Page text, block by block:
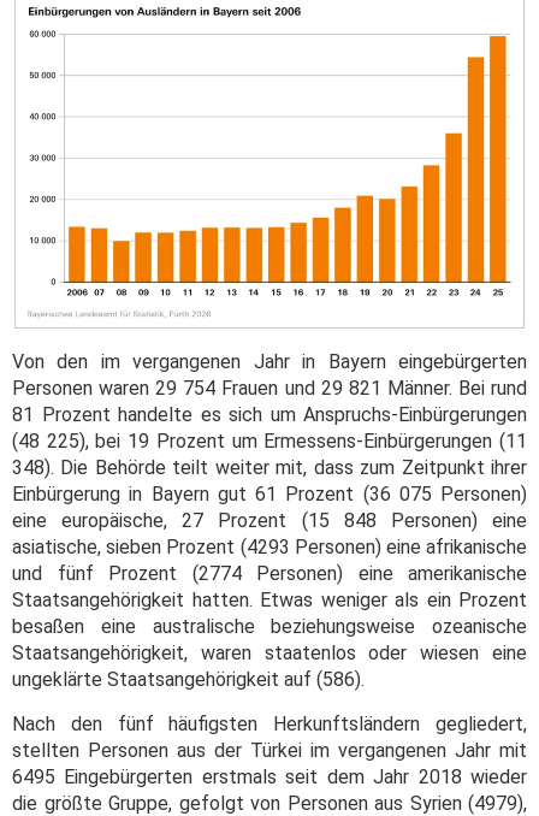
Von den im vergangenen Jahr in Bayern eingebürgerten
Personen waren 29 754 Frauen und 29 821 Männer. Bei rund
81 Prozent handelte es sich um Anspruchs-Einbürgerungen
(48 225), bei 19 Prozent um Ermessens-Einbürgerungen (11
348). Die Behörde teilt weiter mit, dass zum Zeitpunkt ihrer
Einbürgerung in Bayern gut 61 Prozent (36 075 Personen)
eine europäische, 27 Prozent (15 848 Personen) eine
asiatische, sieben Prozent (4293 Personen) eine afrikanische
und fünf Prozent (2774 Personen) eine amerikanische
Staatsangehörigkeit hatten. Etwas weniger als ein Prozent
besaßen eine australische beziehungsweise ozeanische
Staatsangehörigkeit, waren staatenlos oder wiesen eine
ungeklärte Staatsangehörigkeit auf (586).
Nach den fünf häufigsten Herkunftsländern gegliedert,
stellten Personen aus der Türkei im vergangenen Jahr mit
6495 Eingebürgerten erstmals seit dem Jahr 2018 wieder
die größte Gruppe, gefolgt von Personen aus Syrien (4979),